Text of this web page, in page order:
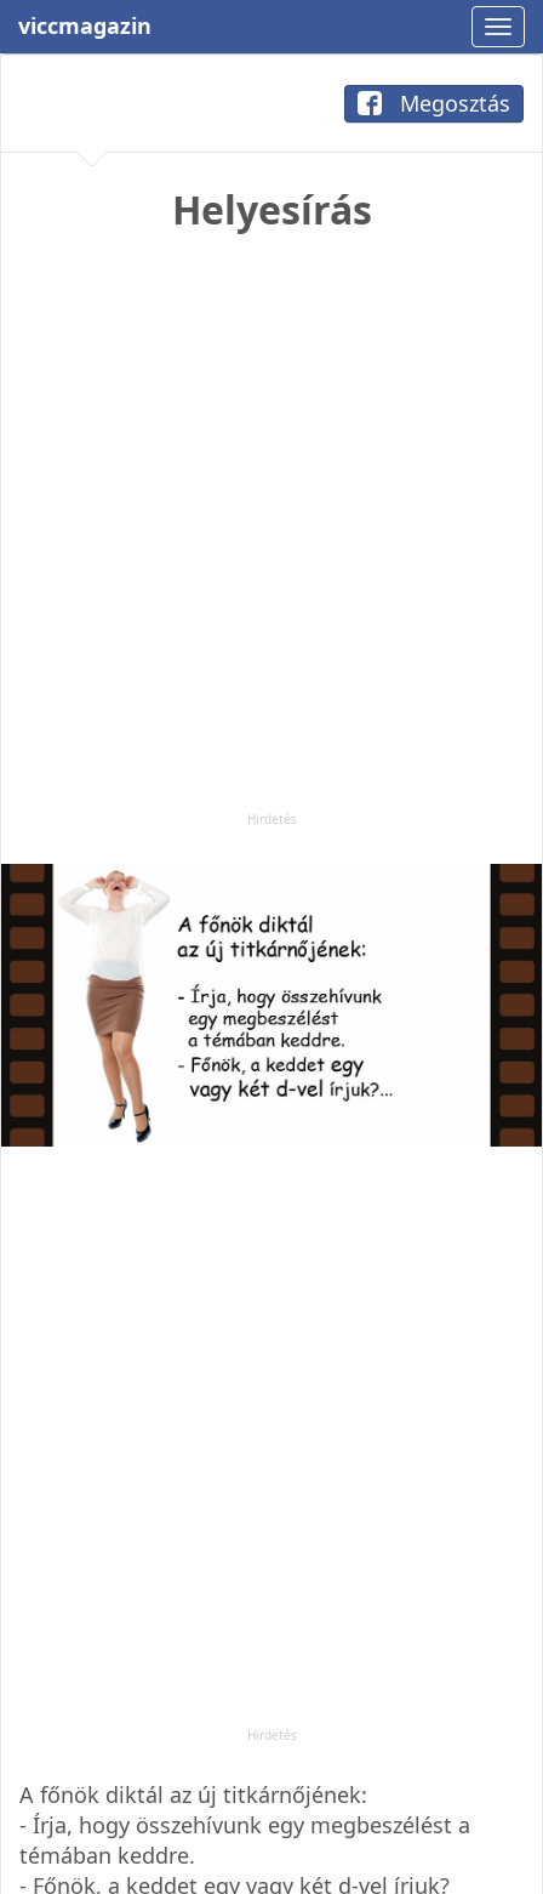
viccmagazin
Megosztás
Helyesírás
A főnök diktál az új titkárnőjének:
- Írja, hogy összehívunk egy megbeszélést a
témában keddre.
- Főnök, a keddet egy vagy két d-vel írjuk?